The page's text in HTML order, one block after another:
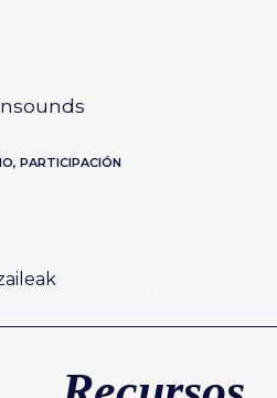
, PARTICIPACIÓN